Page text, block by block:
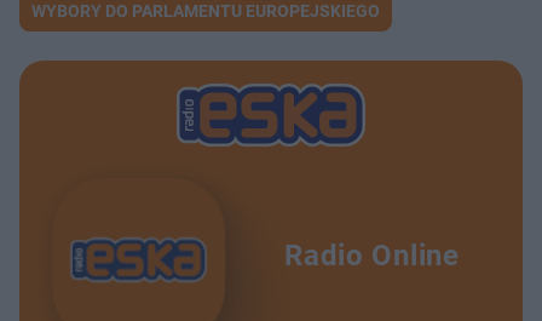
WYBORY DO PARLAMENTU EUROPEJSKIEGO
Radio Online